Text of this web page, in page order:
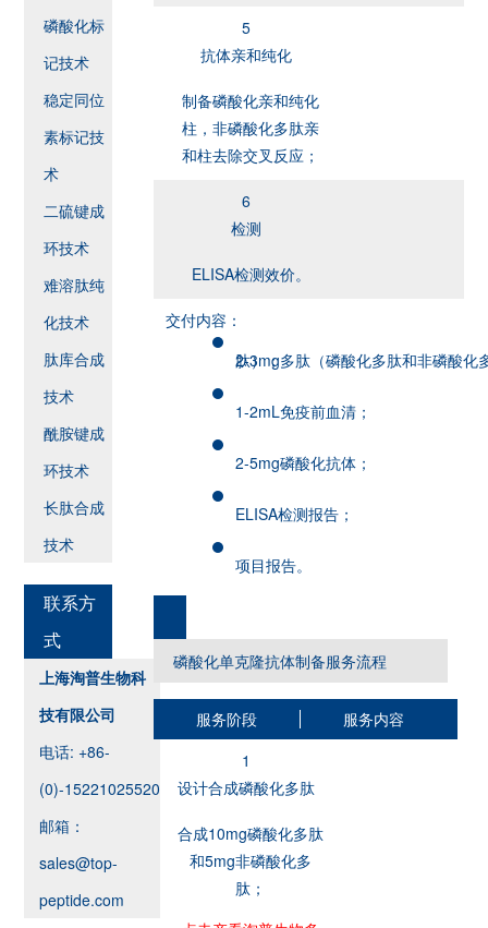
磷酸化标
记技术
稳定同位
素标记技
术
二硫键成
环技术
难溶肽纯
化技术
肽库合成
技术
酰胺键成
环技术
长肽合成
技术
联系方
式
上海淘普生物科
技有限公司
电话: +86-
(0)-15221025520
邮箱：
sales@top-
peptide.com
5
抗体亲和纯化
制备磷酸化亲和纯化
柱，非磷酸化多肽亲
和柱去除交叉反应；
6
检测
ELISA检测效价。
交付内容：
2-3mg多肽（磷酸化多肽和非磷酸化多肽）；
1-2mL免疫前血清；
2-5mg磷酸化抗体；
ELISA检测报告；
项目报告。
磷酸化单克隆抗体制备服务流程
服务阶段
服务内容
1
设计合成磷酸化多肽
合成10mg磷酸化多肽
和5mg非磷酸化多
肽；